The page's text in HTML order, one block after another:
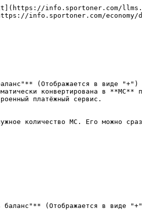
info.sportoner.com/
info.sportoner.com/economy/
(Отображается в виде "+")
конвертирована в
платёжный сервис.
количество MC. Его можно
баланс"** (Отображается в виде